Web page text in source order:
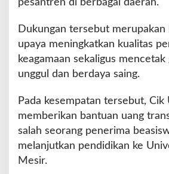
pesantren di berbagai daerah.
Dukungan tersebut merupakan
upaya meningkatkan kualitas
keagamaan sekaligus
unggul dan berdaya saing.
Pada kesempatan tersebut, Cik
memberikan bantuan uang
salah seorang penerima
melanjutkan pendidikan ke
Mesir.